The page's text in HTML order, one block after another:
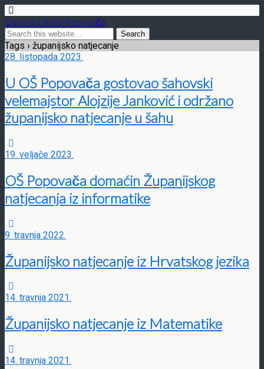
Osnovna škola Popovača
Tags › županijsko natjecanje
28. listopada 2023.
U OŠ Popovača gostovao šahovski
velemajstor Alojzije Janković i održano
županijsko natjecanje u šahu
19. veljače 2023.
OŠ Popovača domaćin Županijskog
natjecanja iz informatike
9. travnja 2022.
Županijsko natjecanje iz Hrvatskog jezika
14. travnja 2021.
Županijsko natjecanje iz Matematike
14. travnja 2021.